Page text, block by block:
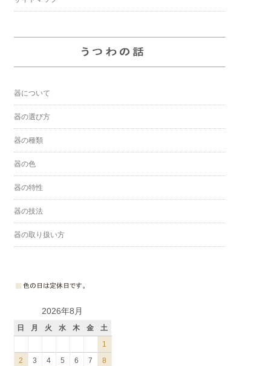
器について
器の選び方
器の種類
器の色
器の特性
器の技法
器の取り扱い方
2026年8月
日 月 火 水 木 金
土
1
2
3 4 5 6 7
8